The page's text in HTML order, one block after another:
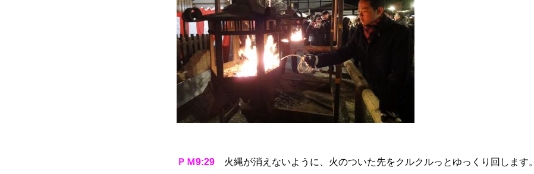
ＰＭ9:29 火縄が消えないように、火のついた先をクルクルっとゆっくり回します。